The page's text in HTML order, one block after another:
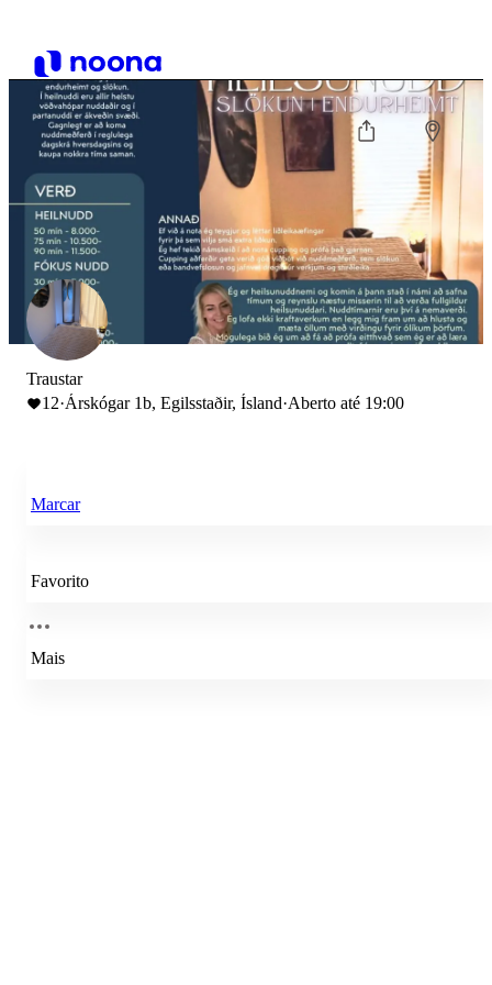
Traustar
12·Árskógar 1b, Egilsstaðir, Ísland·Aberto até 19:00
Marcar
Favorito
Mais